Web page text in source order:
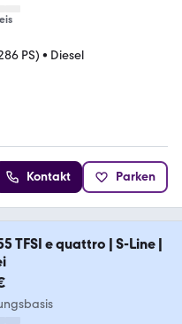
PS) • Diesel
Kontakt Parken
e quattro | S-Line |